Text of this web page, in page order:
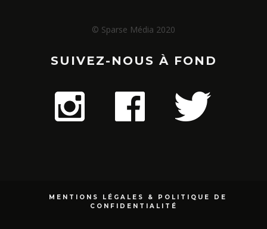
© Sparse Média 2020
SUIVEZ-NOUS À FOND
MENTIONS LÉGALES & POLITIQUE DE
CONFIDENTIALITÉ